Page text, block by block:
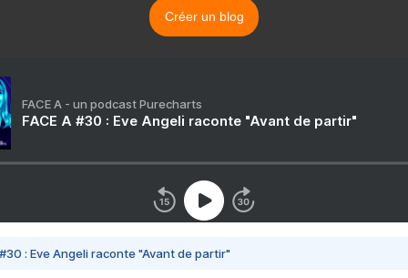
Créer un blog
FACE A - un podcast Purecharts
FACE A #30 : Eve Angeli raconte "Avant de partir"
#30 : Eve Angeli raconte "Avant de partir"